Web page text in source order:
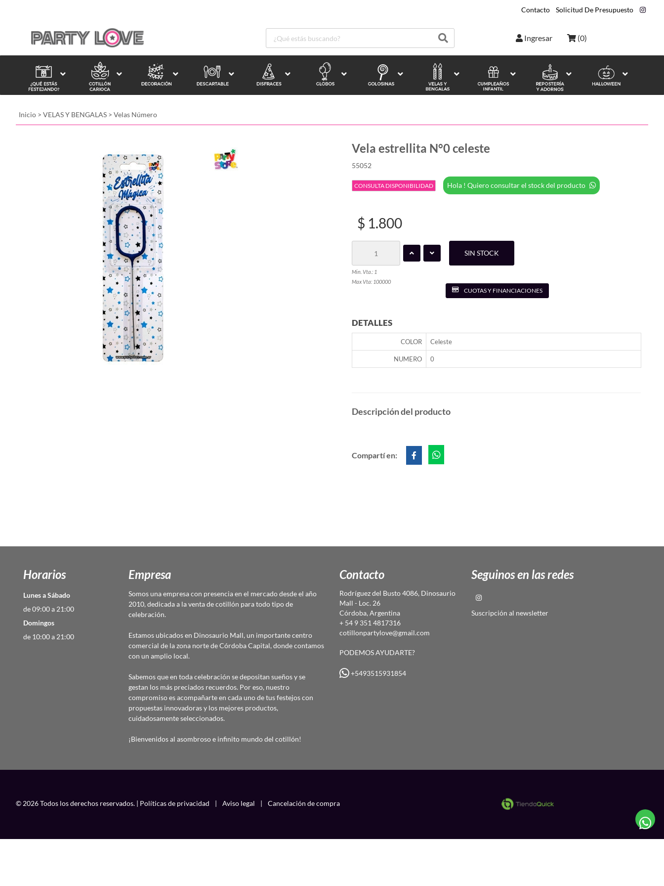
Contacto Solicitud De Presupuesto
Ingresar (0)
Inicio > VELAS Y BENGALAS > Velas Número
Vela estrellita N°0 celeste
55052
CONSULTA DISPONIBILIDAD Hola ! Quiero consultar el stock del producto
$ 1.800
Min. Vta.: 1
Max Vta: 100000
SIN STOCK
CUOTAS Y FINANCIACIONES
DETALLES
COLOR Celeste
NUMERO 0
Descripción del producto
Compartí en:
Horarios
Lunes a Sábado
de 09:00 a 21:00
Domingos
de 10:00 a 21:00
Empresa
Somos una empresa con presencia en el mercado desde el año
2010, dedicada a la venta de cotillón para todo tipo de
celebración.
Estamos ubicados en Dinosaurio Mall, un importante centro
comercial de la zona norte de Córdoba Capital, donde contamos
con un amplio local.
Sabemos que en toda celebración se depositan sueños y se
gestan los más preciados recuerdos. Por eso, nuestro
compromiso es acompañarte en cada uno de tus festejos con
propuestas innovadoras y los mejores productos,
cuidadosamente seleccionados.
¡Bienvenidos al asombroso e infinito mundo del cotillón!
Contacto
Rodríguez del Busto 4086, Dinosaurio
Mall - Loc. 26
Córdoba, Argentina
+ 54 9 351 4817316
cotillonpartylove@gmail.com
PODEMOS AYUDARTE?
+5493515931854
Seguinos en las redes
Suscripción al newsletter
© 2026 Todos los derechos reservados. | Políticas de privacidad | Aviso legal | Cancelación de compra